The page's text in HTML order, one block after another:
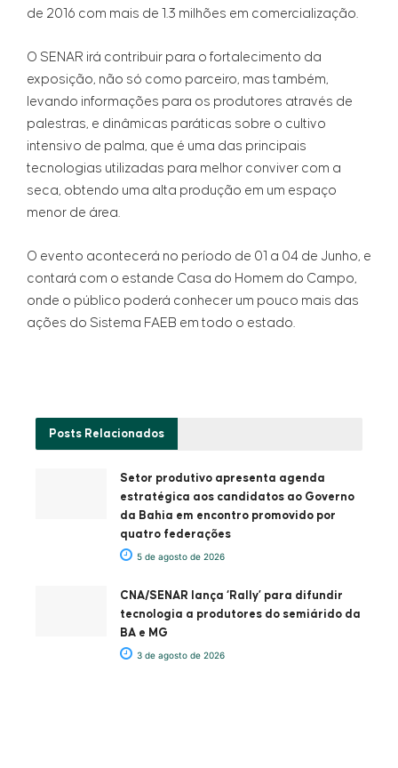
de 2016 com mais de 1.3 milhões em comercialização.
O SENAR irá contribuir para o fortalecimento da
exposição, não só como parceiro, mas também,
levando informações para os produtores através de
palestras, e dinâmicas paráticas sobre o cultivo
intensivo de palma, que é uma das principais
tecnologias utilizadas para melhor conviver com a
seca, obtendo uma alta produção em um espaço
menor de área.
O evento acontecerá no período de 01 a 04 de Junho, e
contará com o estande Casa do Homem do Campo,
onde o público poderá conhecer um pouco mais das
ações do Sistema FAEB em todo o estado.
Posts Relacionados
Setor produtivo apresenta agenda
estratégica aos candidatos ao Governo
da Bahia em encontro promovido por
quatro federações
5 de agosto de 2026
CNA/SENAR lança ‘Rally’ para difundir
tecnologia a produtores do semiárido da
BA e MG
3 de agosto de 2026